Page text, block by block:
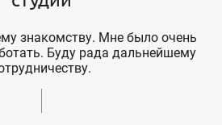
знакомству. Мне было очень
Буду рада дальнейшему